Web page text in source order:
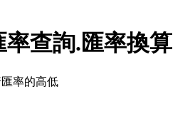
查詢.匯率換算
率的高低